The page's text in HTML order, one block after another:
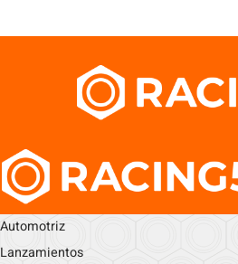
Automotriz
Lanzamientos